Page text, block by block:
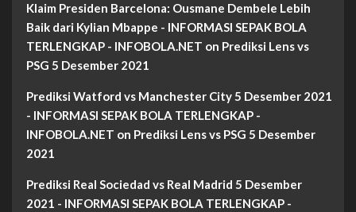
Klaim Presiden Barcelona: Ousmane Dembele Lebih
Baik dari Kylian Mbappe - INFORMASI SEPAK BOLA
TERLENGKAP - INFOBOLA.NET on Prediksi Lens vs
PSG 5 Desember 2021
Prediksi Watford vs Manchester City 5 Desember 2021
- INFORMASI SEPAK BOLA TERLENGKAP -
INFOBOLA.NET on Prediksi Lens vs PSG 5 Desember
2021
Prediksi Real Sociedad vs Real Madrid 5 Desember
2021 - INFORMASI SEPAK BOLA TERLENGKAP -